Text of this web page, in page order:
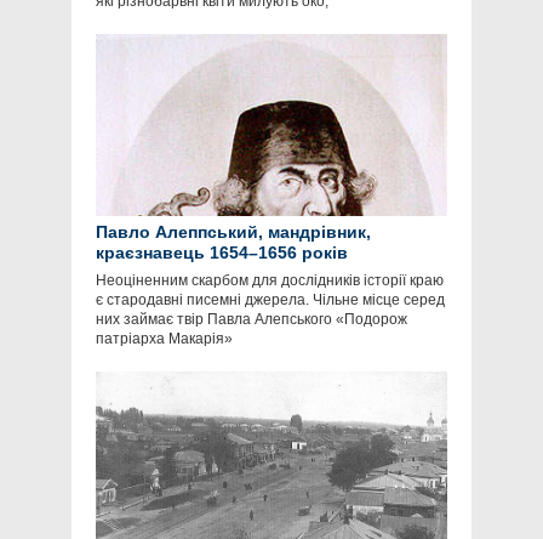
Павло Алеппський, мандрівник,
краєзнавець 1654–1656 років
Неоціненним скарбом для дослідників історії краю
є стародавні писемні джерела. Чільне місце серед
них займає твір Павла Алепського «Подорож
патріарха Макарія»